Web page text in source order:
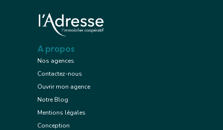
A propos
Nos agences
Contactez-nous
Ouvrir mon agence
Notre Blog
Mentions légales
Conception